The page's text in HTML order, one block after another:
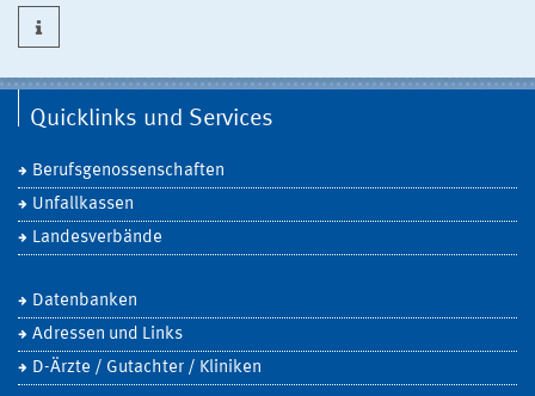
Quicklinks und Services
Berufsgenossenschaften
Unfallkassen
Landesverbände
Datenbanken
Adressen und Links
D-Ärzte / Gutachter / Kliniken